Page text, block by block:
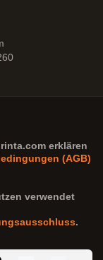
erklären
(AGB)
verwendet
.